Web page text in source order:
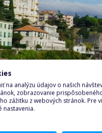
na analýzu údajov o našich
zobrazovanie
zážitku z webových stránok. Pre
nastavenia.